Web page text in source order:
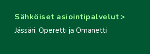
Sähköiset asiointipalvelut
Jässäri, Operetti ja Omanetti